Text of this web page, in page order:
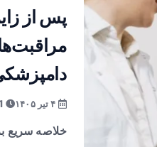
پس از